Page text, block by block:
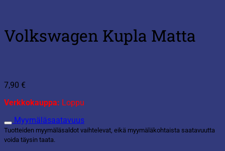
Volkswagen Kupla Matta
7,90 €
Verkkokauppa: Loppu
Myymäläsaatavuus
Tuotteiden myymäläsaldot vaihtelevat, eikä myymäläkohtaista saatavuutta
voida täysin taata.